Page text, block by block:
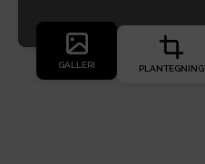
GALLERI PLANTEGNING